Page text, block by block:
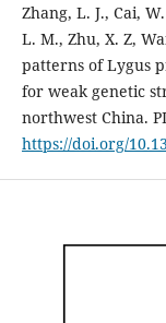
Zhang, L. J., Cai,
L. M., Zhu, X. Z,
patterns of Lygus
for weak genetic
northwest China.
https://doi.org/